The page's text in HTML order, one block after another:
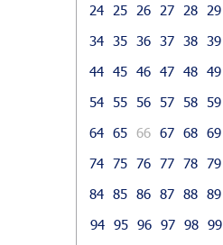
24
25 26 27 28 29
34 35 36 37 38 39
44 45 46 47 48 49
54 55 56 57 58 59
64 65 66 67 68 69
74 75 76 77 78 79
84 85 86 87 88 89
94 95 96 97 98 99